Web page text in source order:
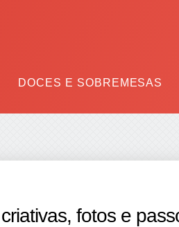
DOCES E SOBREMESAS
fotos e